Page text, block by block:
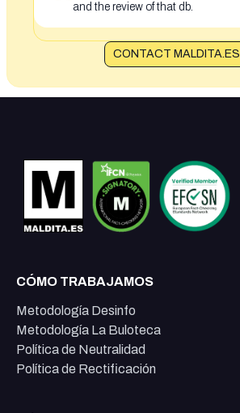
and the review of that db.
CONTACT MALDITA.ES
CÓMO TRABAJAMOS
Metodología Desinfo
Metodología La Buloteca
Política de Neutralidad
Política de Rectificación